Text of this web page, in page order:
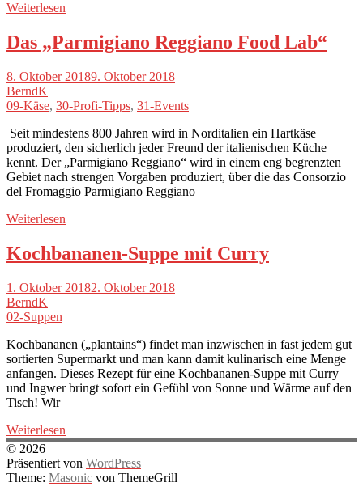
Weiterlesen
Das „Parmigiano Reggiano Food Lab“
8. Oktober 20189. Oktober 2018
BerndK
09-Käse, 30-Profi-Tipps, 31-Events
Seit mindestens 800 Jahren wird in Norditalien ein Hartkäse
produziert, den sicherlich jeder Freund der italienischen Küche
kennt. Der „Parmigiano Reggiano“ wird in einem eng begrenzten
Gebiet nach strengen Vorgaben produziert, über die das Consorzio
del Fromaggio Parmigiano Reggiano
Weiterlesen
Kochbananen-Suppe mit Curry
1. Oktober 20182. Oktober 2018
BerndK
02-Suppen
Kochbananen („plantains“) findet man inzwischen in fast jedem gut
sortierten Supermarkt und man kann damit kulinarisch eine Menge
anfangen. Dieses Rezept für eine Kochbananen-Suppe mit Curry
und Ingwer bringt sofort ein Gefühl von Sonne und Wärme auf den
Tisch! Wir
Weiterlesen
© 2026
Präsentiert von WordPress
Theme: Masonic von ThemeGrill